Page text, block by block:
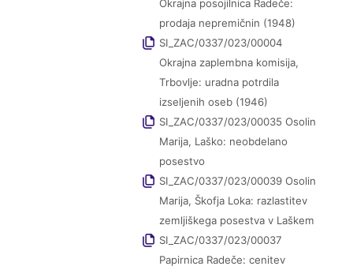
Okrajna posojilnica Radeče:
prodaja nepremičnin (1948)
SI_ZAC/0337/023/00004
Okrajna zaplembna komisija,
Trbovlje: uradna potrdila
izseljenih oseb (1946)
SI_ZAC/0337/023/00035 Osolin
Marija, Laško: neobdelano
posestvo
SI_ZAC/0337/023/00039 Osolin
Marija, Škofja Loka: razlastitev
zemljiškega posestva v Laškem
SI_ZAC/0337/023/00037
Papirnica Radeče: cenitev